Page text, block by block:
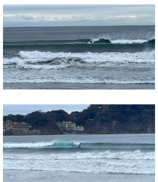
KY
MIN
mitz
OYZ
Soulman
VAGY
waka☆=
YUKI☆